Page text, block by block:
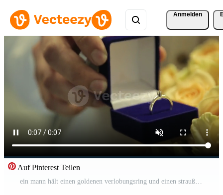
Anmelden
Auf Pinterest Teilen
ein mann hält einen goldenen verlobungsring und einen strauß gelber rosen in seinen händen Kostenloses Video